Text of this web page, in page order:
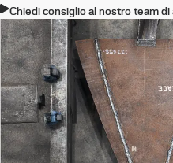
Chiedi consiglio al nostro team